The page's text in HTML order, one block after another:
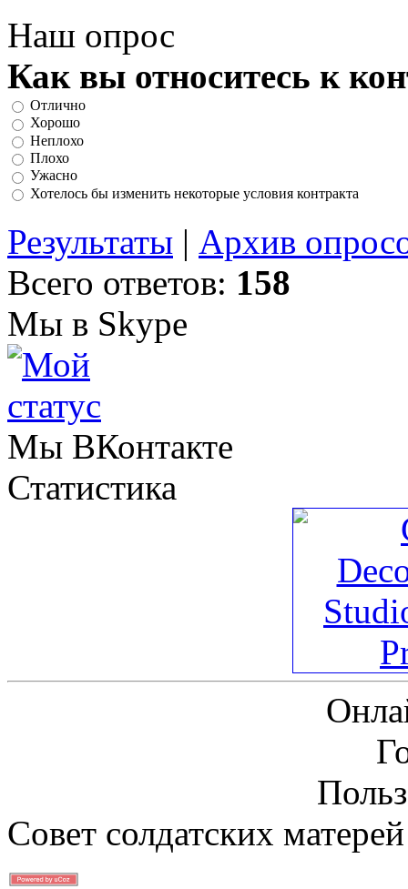
Наш опрос
Как вы относитесь к
Отлично
Хорошо
Неплохо
Плохо
Ужасно
Хотелось бы изменить некоторые условия контракта
Результаты | Архив
Всего ответов: 158
Мы в Skype
Мы ВКонтакте
Статистика
Совет солдатских